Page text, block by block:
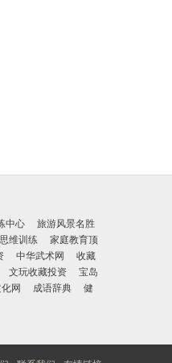
中心
旅游风景名胜
思维训练
家庭教育顶
中华武术网
收藏
文玩收藏投资
宝岛
网 成语辞典 健